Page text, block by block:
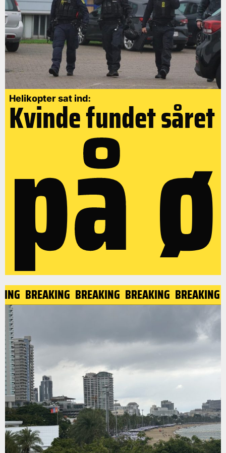
Helikopter sat ind:
Kvinde fundet såret
på ø
BREAKING BREAKING BREAKING BREAKING